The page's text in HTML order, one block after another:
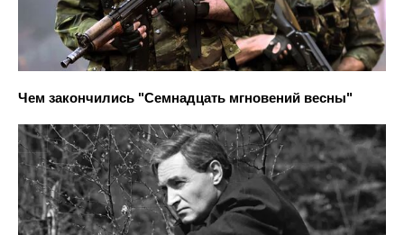
Чем закончились "Семнадцать мгновений весны"